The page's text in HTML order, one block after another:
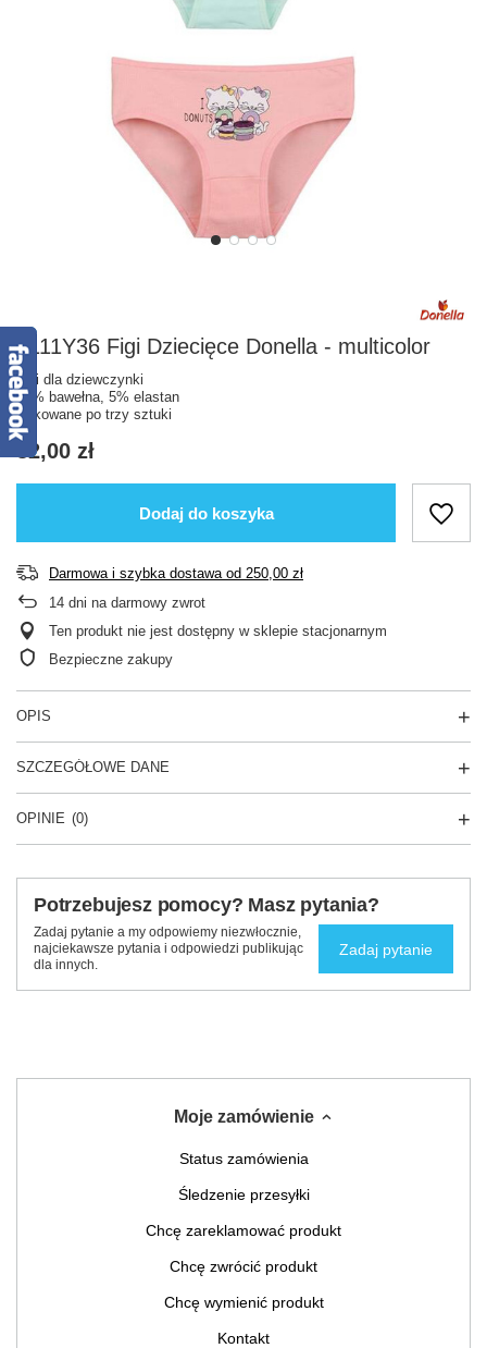
4111Y36 Figi Dziecięce Donella - multicolor
Figi dla dziewczynki
95% bawełna, 5% elastan
Pakowane po trzy sztuki
32,00 zł
Dodaj do koszyka
Darmowa i szybka dostawaod 250,00 zł
14 dni na darmowy zwrot
Ten produkt nie jest dostępny w sklepie stacjonarnym
Bezpieczne zakupy
OPIS
SZCZEGÓŁOWE DANE
OPINIE (0)
Potrzebujesz pomocy? Masz pytania?
Zadaj pytanie a my odpowiemy niezwłocznie,
najciekawsze pytania i odpowiedzi publikując
dla innych.
Zadaj pytanie
Moje zamówienie
Status zamówienia
Śledzenie przesyłki
Chcę zareklamować produkt
Chcę zwrócić produkt
Chcę wymienić produkt
Kontakt